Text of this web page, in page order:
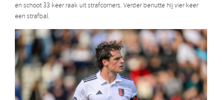
en schoot 33 keer raak uit strafcorners. Verder benutte hij vier keer
een strafbal.